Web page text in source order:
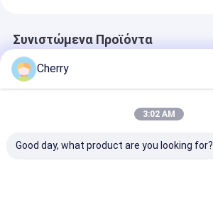
Συνιστώμενα Προϊόντα
Cherry
3:02 AM
Good day, what product are you looking for?